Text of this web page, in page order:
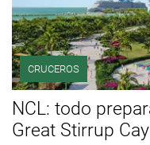
CRUCEROS
NCL: todo
Great Stirrup Cay